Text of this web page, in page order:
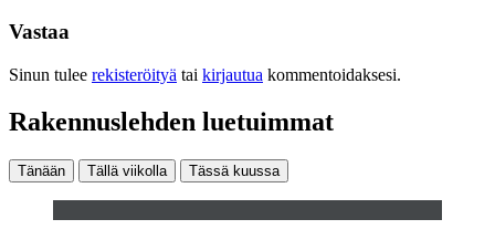
Vastaa
Sinun tulee rekisteröityä tai kirjautua kommentoidaksesi.
Rakennuslehden luetuimmat
Tänään Tällä viikolla Tässä kuussa